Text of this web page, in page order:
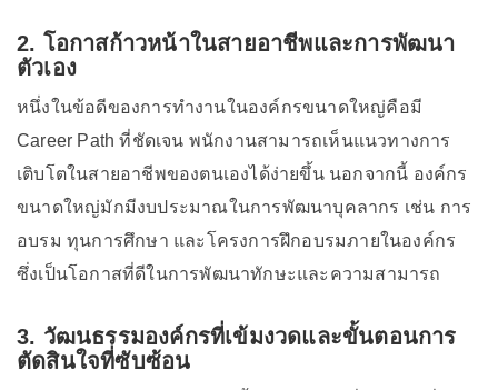
2. โอกาสก้าวหน้าในสายอาชีพและการพัฒนา
ตัวเอง
หนึ่งในข้อดีของการทำงานในองค์กรขนาดใหญ่คือมี
Career Path ที่ชัดเจน พนักงานสามารถเห็นแนวทางการ
เติบโตในสายอาชีพของตนเองได้ง่ายขึ้น นอกจากนี้ องค์กร
ขนาดใหญ่มักมีงบประมาณในการพัฒนาบุคลากร เช่น การ
อบรม ทุนการศึกษา และโครงการฝึกอบรมภายในองค์กร
ซึ่งเป็นโอกาสที่ดีในการพัฒนาทักษะและความสามารถ
3. วัฒนธรรมองค์กรที่เข้มงวดและขั้นตอนการ
ตัดสินใจที่ซับซ้อน